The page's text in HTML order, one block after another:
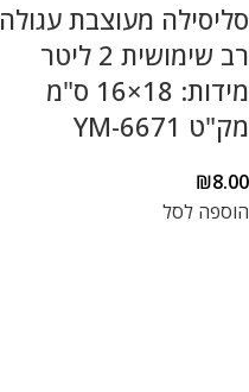
סליסילה מעוצבת עגולה
רב שימושית 2 ליטר
מידות: 18×16 ס"מ
מק"ט YM-6671
₪8.00
הוספה לסל